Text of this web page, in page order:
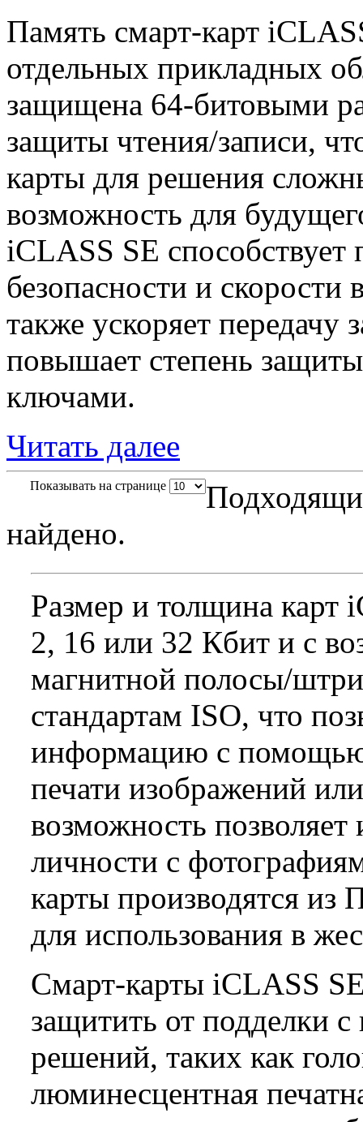
Память смарт-карт
отдельных прикладных
защищена 64-битовыми
защиты чтения/записи,
карты для решения
возможность для
iCLASS SE
безопасности и
также ускоряет
повышает степень
ключами.
Читать далее
Показывать на странице
найдено.
Размер и толщина карт
2, 16 или 32 Кбит и с
магнитной полосы/
стандартам ISO, что
информацию с
печати изображений
возможность позволяет
личности с
карты производятся
для использования в
Смарт-карты iCLASS
защитить от подделки
решений, таких как
люминесцентная